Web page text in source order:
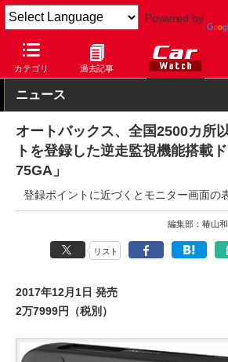
Powered by
カテゴリ 過去記事
Car Watch 技術 安全 先進安全
ニュース
オートバックス、全国2500カ所
トを登録した逆走監視機能搭載
75GA」
登録ポイントに近づくとモニター画面の
編集部：椿山
リスト
2017年12月1日 発売
2万7999円（税別）